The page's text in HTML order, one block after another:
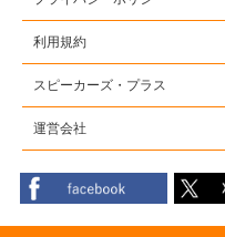
利用規約
スピーカーズ・プラス
運営会社